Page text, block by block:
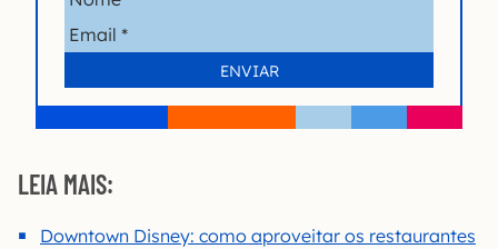
LEIA MAIS:
Downtown Disney: como aproveitar os restaurantes